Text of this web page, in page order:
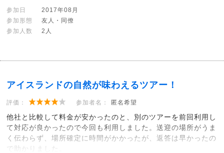
参加日
2017年08月
参加形態
友人・同僚
参加人数
2人
アイスランドの自然が味わえるツアー！
評価： 参加者名： 匿名希望
他社と比較して料金が安かったのと、別のツアーを前回利用し
て対応が良かったので今回も利用しました。送迎の場所がうま
く伝わらず、場所確定に時間がかかったが、返答は早かったの
で助かりました。